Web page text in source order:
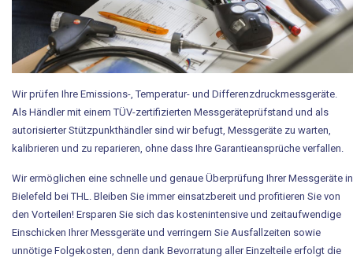
Herstellung
Handel
Technische Dienstleistung
Produkte
DynaMont Hubtisch
DynaCase-Koffersystem
Tool-Kits
Wir prüfen Ihre Emissions-, Temperatur- und Differenzdruckmessgeräte.
Als Händler mit einem TÜV-zertifizierten Messgeräteprüfstand und als
autorisierter Stützpunkthändler sind wir befugt, Messgeräte zu warten,
kalibrieren und zu reparieren, ohne dass Ihre Garantieansprüche verfallen.
Wir ermöglichen eine schnelle und genaue Überprüfung Ihrer Messgeräte in
Bielefeld bei THL. Bleiben Sie immer einsatzbereit und profitieren Sie von
den Vorteilen! Ersparen Sie sich das kostenintensive und zeitaufwendige
Einschicken Ihrer Messgeräte und verringern Sie Ausfallzeiten sowie
unnötige Folgekosten, denn dank Bevorratung aller Einzelteile erfolgt die